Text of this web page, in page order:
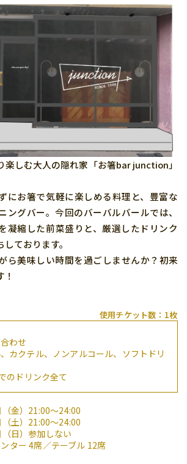
協力･協賛店
参加店舗の方へ
Q&A
プライバシーポリシー
楽しむ大人の隠れ家「お箸bar junction」
にお箸で気軽に楽しめる料理と、豊富な
ングバー。今回のバーバルバールでは、
凝縮した前菜盛りと、厳選したドリンク
ております。
ら美味しい時間を過ごしませんか？初来
使用チケット数：1枚
わせ
カクテル、ノンアルコール、ソフトドリ
のドリンク全て
（金）21:00〜24:00
（土）21:00〜24:00
日）参加しない
ター 4席／テーブル 12席